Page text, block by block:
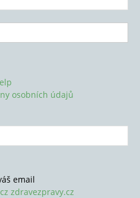
osobních údajů
email
zdravezpravy.cz